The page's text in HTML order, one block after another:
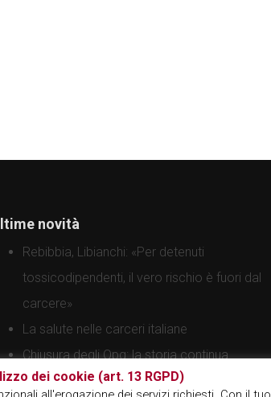
novità
Rebibbia, Libianchi: «Per detenuti
tossicodipendenti, il vero rischio è fuori dal
carcere»
La salute nelle carceri italiane
Chiusura degli Opg: la storia continua
dei cookie (art. 13 RGPD)